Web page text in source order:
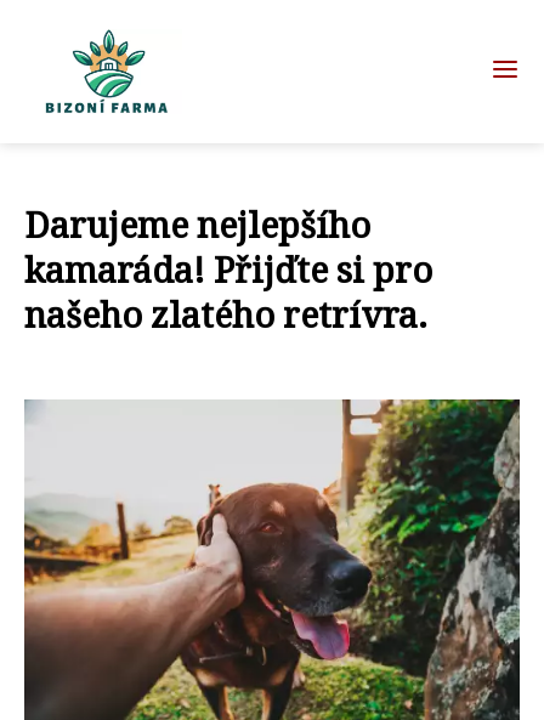
Darujeme nejlepšího
kamaráda! Přijďte si pro
našeho zlatého retrívra.